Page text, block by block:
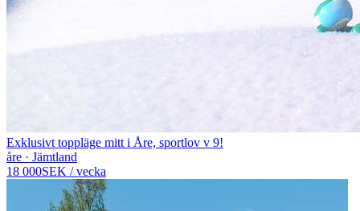
Exklusivt toppläge mitt i Åre, sportlov v 9!
åre · Jämtland
18 000SEK /vecka